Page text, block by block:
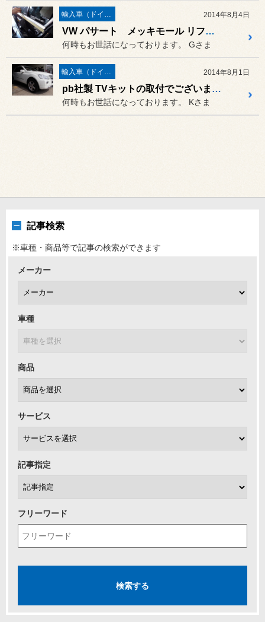
輸入車（ドイツ車）の作業 2014年8月4日
VW パサート メッキモール リフレッシュ!!
何時もお世話になっております。 Gさま
輸入車（ドイツ車）の作業 2014年8月1日
pb社製 TVキットの取付でございます♪
何時もお世話になっております。 Kさま
記事検索
※車種・商品等で記事の検索ができます
メーカー
車種
商品
サービス
記事指定
フリーワード